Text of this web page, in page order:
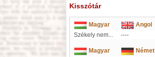
Kisszótár
Magyar
Angol
Székely nem...
----
Magyar
Német